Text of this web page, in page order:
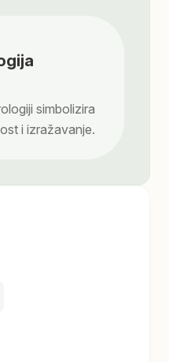
simbolizira
i izražavanje.